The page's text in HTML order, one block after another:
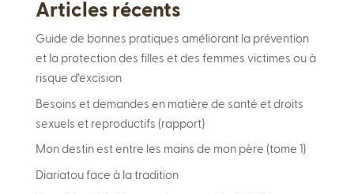
Articles récents
Guide de bonnes pratiques améliorant la prévention
et la protection des filles et des femmes victimes ou à
risque d’excision
Besoins et demandes en matière de santé et droits
sexuels et reproductifs (rapport)
Mon destin est entre les mains de mon père (tome 1)
Diariatou face à la tradition